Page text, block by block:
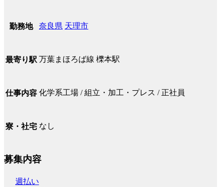
勤務地 奈良県 天理市
最寄り駅 万葉まほろば線 櫟本駅
仕事内容 化学系工場 / 組立・加工・プレス / 正社員
寮・社宅 なし
募集内容
週払い